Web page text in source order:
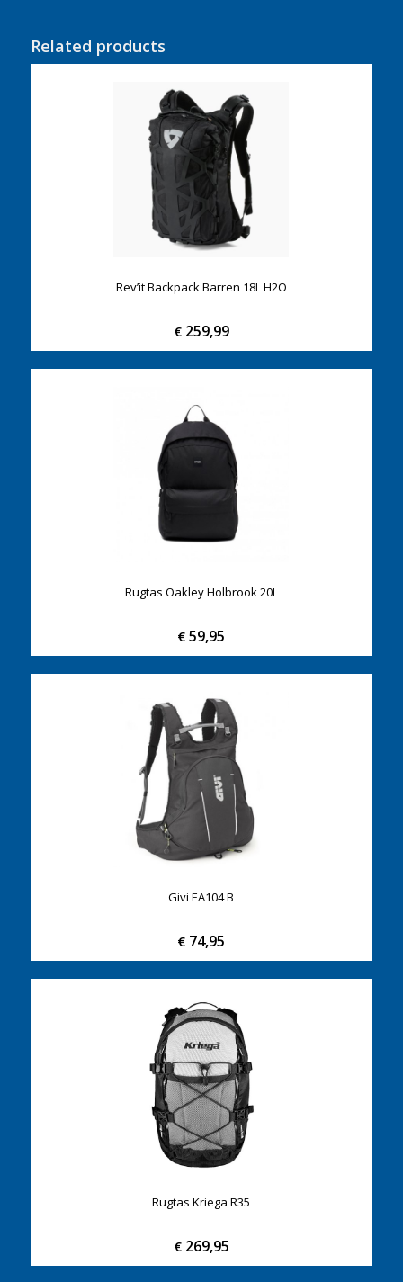
Related products
Rev’it Backpack Barren 18L H2O
€259,99
Rugtas Oakley Holbrook 20L
€ 59,95
Givi EA104 B
€ 74,95
Rugtas Kriega R35
€269,95